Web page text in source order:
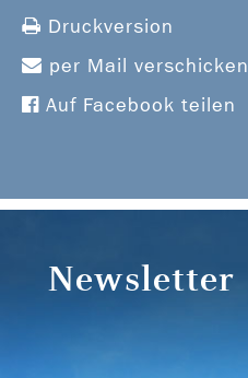
Druckversion
per Mail verschicken
Auf Facebook teilen
Newsletter